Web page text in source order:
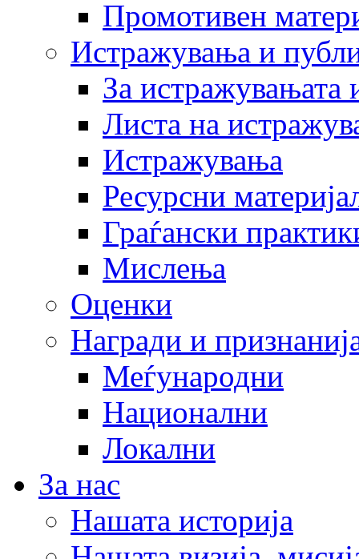
Промотивен
Истражувања и
За истражувањата
Листа на
Истражувања
Ресурсни
Граѓански
Мислења
Оценки
Награди и
Меѓународни
Национални
Локални
За нас
Нашата историја